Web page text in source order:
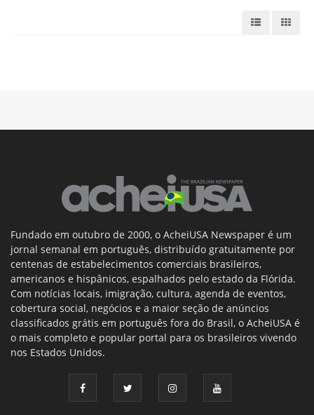
Fundado em outubro de 2000, o AcheiUSA Newspaper é um
jornal semanal em português, distribuído gratuitamente por
centenas de estabelecimentos comerciais brasileiros,
americanos e hispânicos, espalhados pelo estado da Flórida.
Com notícias locais, imigração, cultura, agenda de eventos,
cobertura social, negócios e a maior seção de anúncios
classificados grátis em português fora do Brasil, o AcheiUSA é
o mais completo e popular portal para os brasileiros vivendo
nos Estados Unidos.